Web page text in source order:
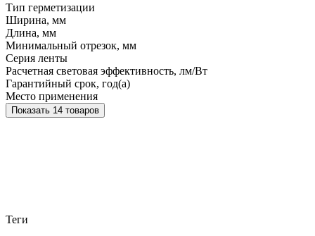
Тип герметизации
Ширина, мм
Длина, мм
Минимальный отрезок, мм
Серия ленты
Расчетная световая эффективность, лм/Вт
Гарантийный срок, год(а)
Место применения
Показать 14 товаров
Теги